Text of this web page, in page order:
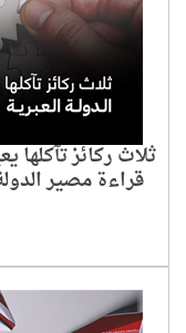
ثلاث ركائز تآكلها
قراءة مصير